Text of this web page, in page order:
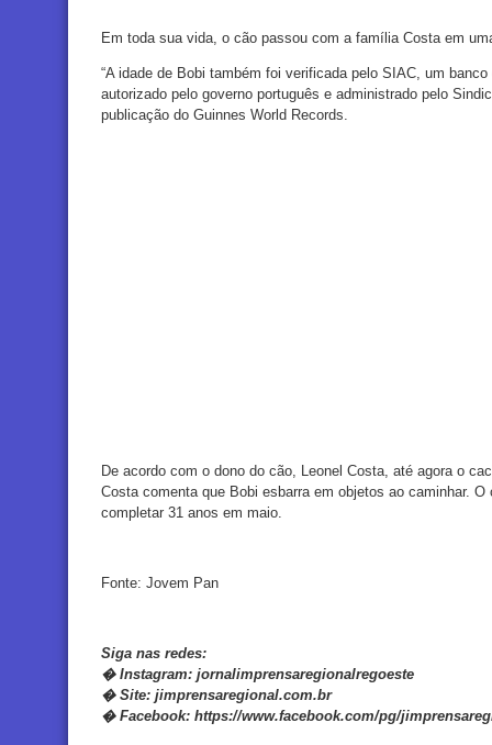
Em toda sua vida, o cão passou com a família Costa em
“A idade de Bobi também foi verificada pelo SIAC, um
autorizado pelo governo português e administrado pelo
publicação do Guinnes World Records.
De acordo com o dono do cão, Leonel Costa, até agora o
Costa comenta que Bobi esbarra em objetos ao caminhar.
completar 31 anos em maio.
Fonte: Jovem Pan
Siga nas redes:
�Instagram: jornalimprensaregionalregoeste
�Site: jimprensaregional.com.br
�Facebook: https://www.facebook.com/pg/